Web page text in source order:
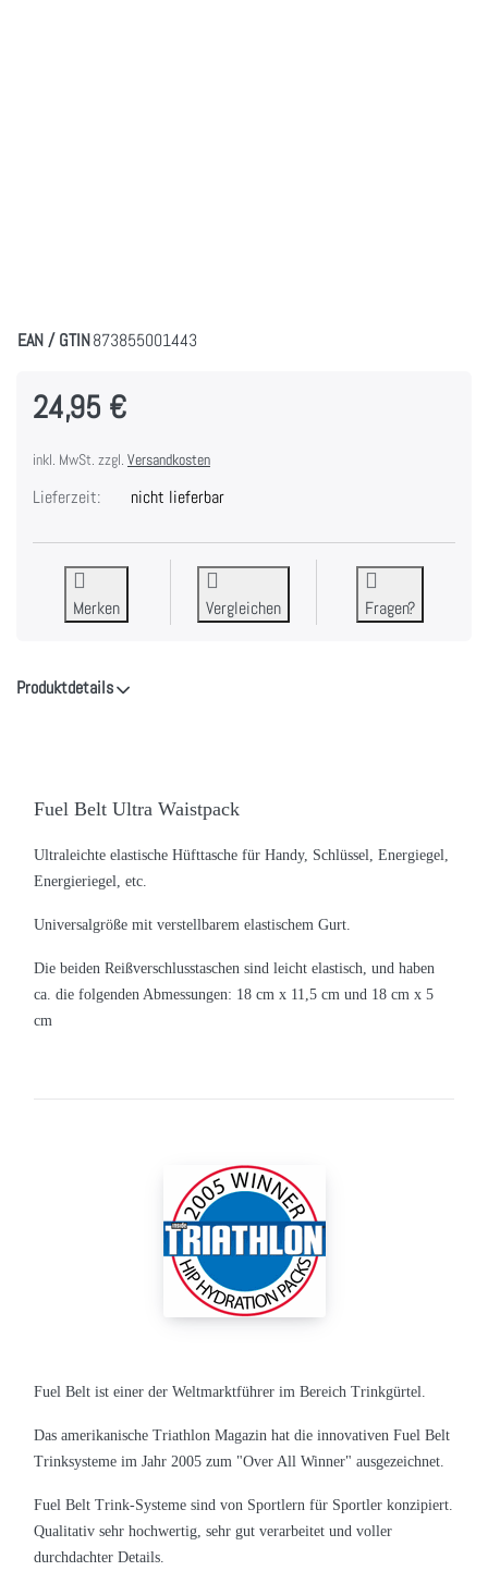
EAN / GTIN873855001443
24,95 €
inkl. MwSt. zzgl. Versandkosten
Lieferzeit: nicht lieferbar
Merken Vergleichen Fragen?
Produktdetails
Fuel Belt Ultra Waistpack
Ultraleichte elastische Hüfttasche für Handy, Schlüssel, Energiegel,
Energieriegel, etc.
Universalgröße mit verstellbarem elastischem Gurt.
Die beiden Reißverschlusstaschen sind leicht elastisch, und haben
ca. die folgenden Abmessungen: 18 cm x 11,5 cm und 18 cm x 5
cm
Fuel Belt ist einer der Weltmarktführer im Bereich Trinkgürtel.
Das amerikanische Triathlon Magazin hat die innovativen Fuel Belt
Trinksysteme im Jahr 2005 zum "Over All Winner" ausgezeichnet.
Fuel Belt Trink-Systeme sind von Sportlern für Sportler konzipiert.
Qualitativ sehr hochwertig, sehr gut verarbeitet und voller
durchdachter Details.